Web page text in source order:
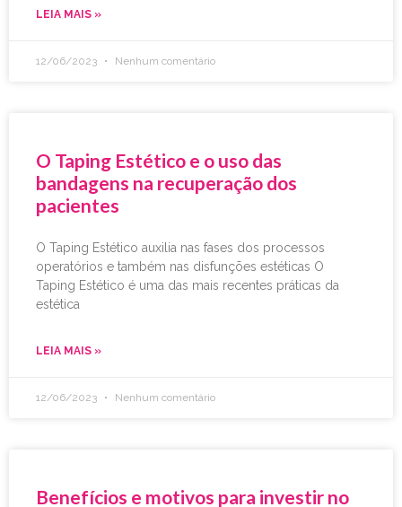
LEIA MAIS »
12/06/2023 Nenhum comentário
O Taping Estético e o uso das
bandagens na recuperação dos
pacientes
O Taping Estético auxilia nas fases dos processos
operatórios e também nas disfunções estéticas O
Taping Estético é uma das mais recentes práticas da
estética
LEIA MAIS »
12/06/2023 Nenhum comentário
Benefícios e motivos para investir no